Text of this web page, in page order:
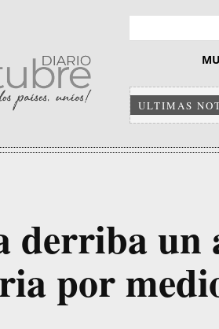
ULTIMAS
derriba un
por